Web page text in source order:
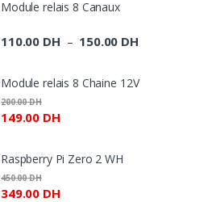
Module relais 8 Canaux
110.00 DH – 150.00 DHPlage
prix :
Module relais 8 Chaine 12V
149.00 DH
200.00DH
Raspberry Pi Zero 2 WH
349.00 DH
450.00DH